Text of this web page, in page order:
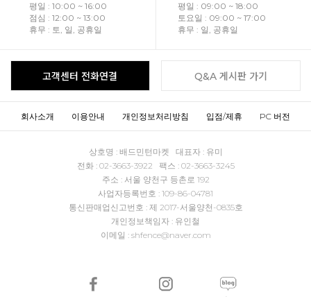
평일 : 10:00 ~ 16:00
점심 : 12:00 ~ 13:00
휴무 : 토, 일, 공휴일
평일 : 09:00 ~ 18:00
토요일 : 09:00 ~ 17:00
휴무 : 일, 공휴일
고객센터 전화연결 Q&A 게시판 가기
회사소개 이용안내 개인정보처리방침 입점/제휴 PC 버전
상호명 : 배드민턴마켓 대표자 : 유미
전화 : 02-3663-3922 팩스 : 02-3663-3245
주소 : 서울 양천구 등촌로 192
사업자등록번호 : 109-86-04781
통신판매업신고번호 : 제 2017-서울양천-0835호
개인정보책임자 : 유인철
이메일 : shfence@naver.com